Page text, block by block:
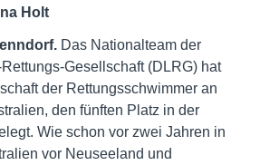
Holt
Das Nationalteam der
Gesellschaft (DLRG) hat
der Rettungsschwimmer an
den fünften Platz in der
Wie schon vor zwei Jahren in
vor Neuseeland und